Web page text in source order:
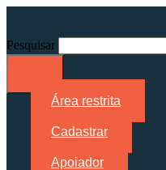
Pesquisar
Área restrita
Cadastrar
Apoiador